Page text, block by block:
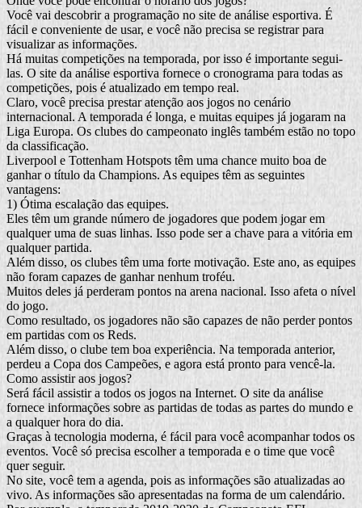
Você vai descobrir a programação no site de análise esportiva. É
fácil e conveniente de usar, e você não precisa se registrar para
visualizar as informações.
Há muitas competições na temporada, por isso é importante segui-
las. O site da análise esportiva fornece o cronograma para todas as
competições, pois é atualizado em tempo real.
Claro, você precisa prestar atenção aos jogos no cenário
internacional. A temporada é longa, e muitas equipes já jogaram na
Liga Europa. Os clubes do campeonato inglês também estão no topo
da classificação.
Liverpool e Tottenham Hotspots têm uma chance muito boa de
ganhar o título da Champions. As equipes têm as seguintes
vantagens:
1) Ótima escalação das equipes.
Eles têm um grande número de jogadores que podem jogar em
qualquer uma de suas linhas. Isso pode ser a chave para a vitória em
qualquer partida.
Além disso, os clubes têm uma forte motivação. Este ano, as equipes
não foram capazes de ganhar nenhum troféu.
Muitos deles já perderam pontos na arena nacional. Isso afeta o nível
do jogo.
Como resultado, os jogadores não são capazes de não perder pontos
em partidas com os Reds.
Além disso, o clube tem boa experiência. Na temporada anterior,
perdeu a Copa dos Campeões, e agora está pronto para vencê-la.
Como assistir aos jogos?
Será fácil assistir a todos os jogos na Internet. O site da análise
fornece informações sobre as partidas de todas as partes do mundo e
a qualquer hora do dia.
Graças à tecnologia moderna, é fácil para você acompanhar todos os
eventos. Você só precisa escolher a temporada e o time que você
quer seguir.
No site, você tem a agenda, pois as informações são atualizadas ao
vivo. As informações são apresentadas na forma de um calendário.